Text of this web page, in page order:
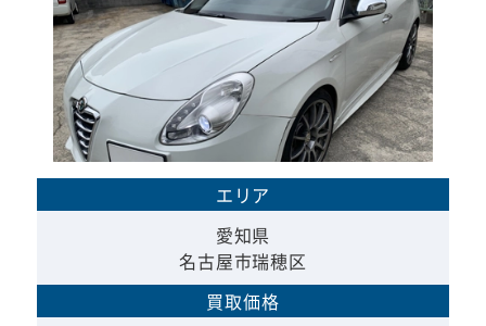
エリア
愛知県
名古屋市瑞穂区
買取価格